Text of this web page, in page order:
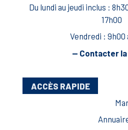
Du lundi au jeudi inclus :
17h00
Vendredi : 9h00
— Contacter la
ACCÈS RAPIDE